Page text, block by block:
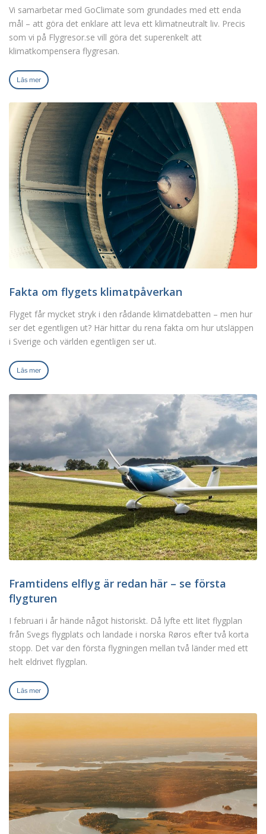
Vi samarbetar med GoClimate som grundades med ett enda
mål – att göra det enklare att leva ett klimatneutralt liv. Precis
som vi på Flygresor.se vill göra det superenkelt att
klimatkompensera flygresan.
Läs mer
Fakta om flygets klimatpåverkan
Flyget får mycket stryk i den rådande klimatdebatten – men hur
ser det egentligen ut? Här hittar du rena fakta om hur utsläppen
i Sverige och världen egentligen ser ut.
Läs mer
Framtidens elflyg är redan här – se första
flygturen
I februari i år hände något historiskt. Då lyfte ett litet flygplan
från Svegs flygplats och landade i norska Røros efter två korta
stopp. Det var den första flygningen mellan två länder med ett
helt eldrivet flygplan.
Läs mer